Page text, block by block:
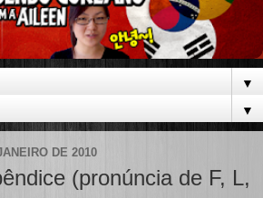
▼
▼
DE 2010
(pronúncia de F, L,